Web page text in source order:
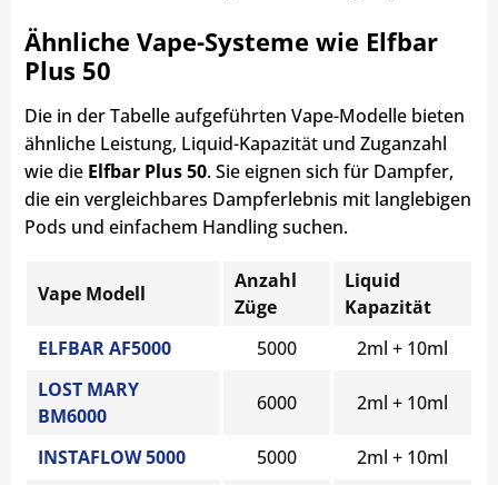
Ähnliche Vape-Systeme wie Elfbar
Plus 50
Die in der Tabelle aufgeführten Vape-Modelle bieten
ähnliche Leistung, Liquid-Kapazität und Zuganzahl
wie die Elfbar Plus 50. Sie eignen sich für Dampfer,
die ein vergleichbares Dampferlebnis mit langlebigen
Pods und einfachem Handling suchen.
Vape Modell
Anzahl
Züge
Liquid
Kapazität
ELFBAR AF5000
5000
2ml + 10ml
LOST MARY
BM6000
6000 2ml + 10ml
INSTAFLOW 5000 5000 2ml + 10ml